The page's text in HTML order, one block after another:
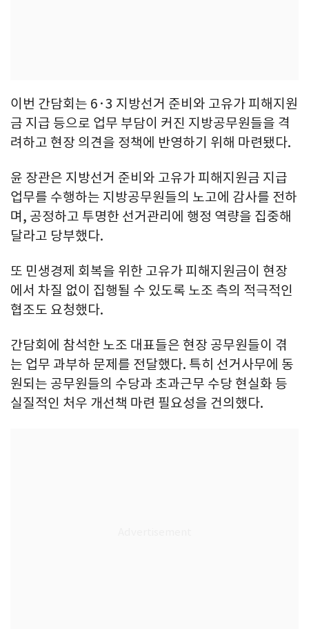
이번 간담회는 6·3 지방선거 준비와 고유가 피해지원
금 지급 등으로 업무 부담이 커진 지방공무원들을 격
려하고 현장 의견을 정책에 반영하기 위해 마련됐다.
윤 장관은 지방선거 준비와 고유가 피해지원금 지급
업무를 수행하는 지방공무원들의 노고에 감사를 전하
며, 공정하고 투명한 선거관리에 행정 역량을 집중해
달라고 당부했다.
또 민생경제 회복을 위한 고유가 피해지원금이 현장
에서 차질 없이 집행될 수 있도록 노조 측의 적극적인
협조도 요청했다.
간담회에 참석한 노조 대표들은 현장 공무원들이 겪
는 업무 과부하 문제를 전달했다. 특히 선거사무에 동
원되는 공무원들의 수당과 초과근무 수당 현실화 등
실질적인 처우 개선책 마련 필요성을 건의했다.